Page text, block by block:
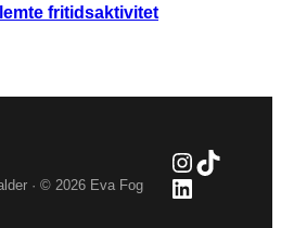
fritidsaktivitet
· © 2026 Eva Fog
TikTok
LinkedIn